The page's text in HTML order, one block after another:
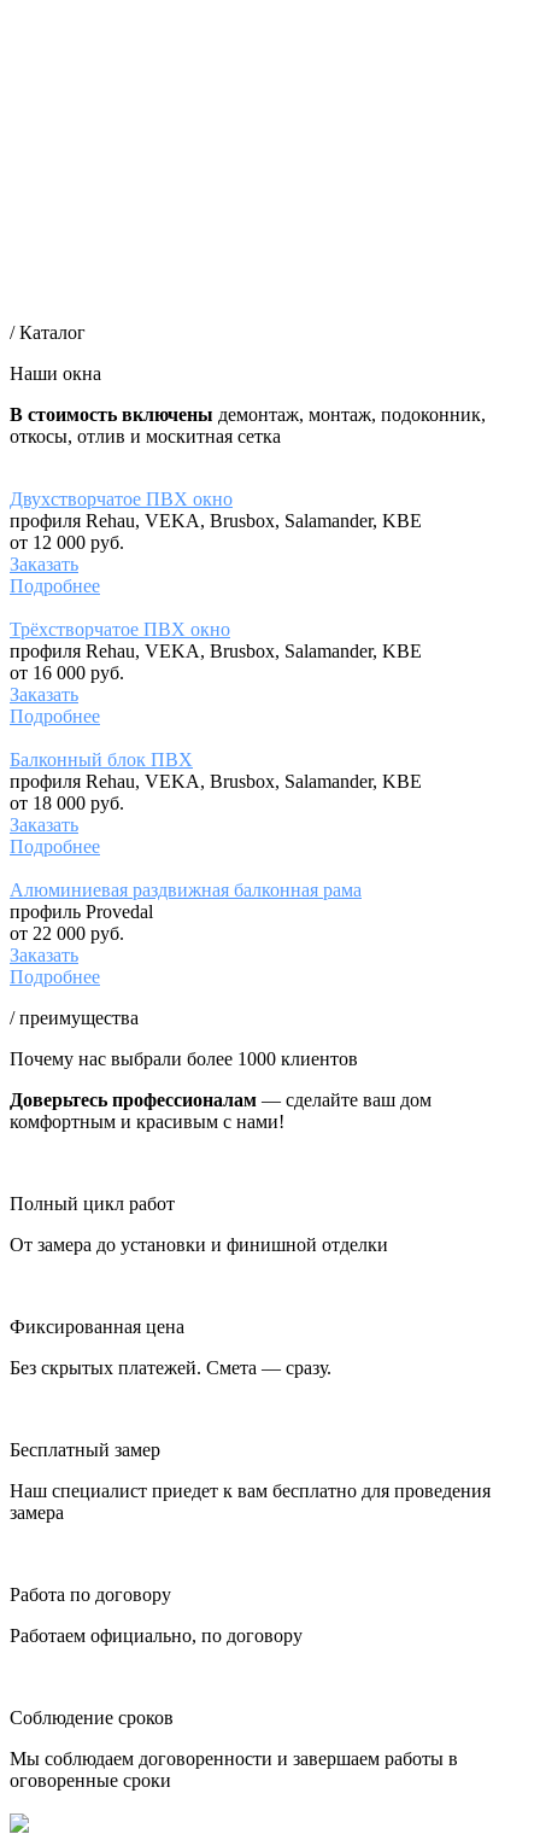
/ Каталог
Наши окна
В стоимость включены демонтаж, монтаж, подоконник,
откосы, отлив и москитная сетка
Двухстворчатое ПВХ окно
профиля Rehau, VEKA, Brusbox, Salamander, KBE
от 12 000 руб.
Заказать
Подробнее
Трёхстворчатое ПВХ окно
профиля Rehau, VEKA, Brusbox, Salamander, KBE
от 16 000 руб.
Заказать
Подробнее
Балконный блок ПВХ
профиля Rehau, VEKA, Brusbox, Salamander, KBE
от 18 000 руб.
Заказать
Подробнее
Алюминиевая раздвижная балконная рама
профиль Provedal
от 22 000 руб.
Заказать
Подробнее
/ преимущества
Почему нас выбрали более 1000 клиентов
Доверьтесь профессионалам — сделайте ваш дом
комфортным и красивым с нами!
Полный цикл работ
От замера до установки и финишной отделки
Фиксированная цена
Без скрытых платежей. Смета — сразу.
Бесплатный замер
Наш специалист приедет к вам бесплатно для проведения
замера
Работа по договору
Работаем официально, по договору
Соблюдение сроков
Мы соблюдаем договоренности и завершаем работы в
оговоренные сроки